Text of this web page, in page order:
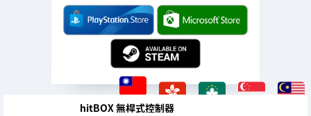
hitBOX 無桿式控制器